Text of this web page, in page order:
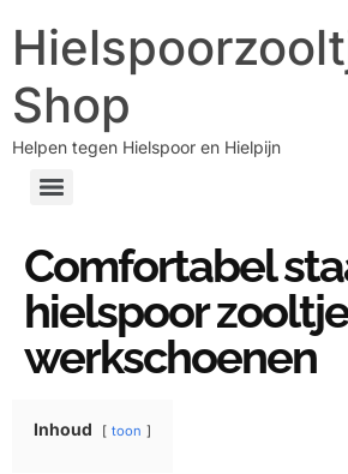
Shop
Helpen tegen Hielspoor en Hielpijn
Comfortabel
hielspoor
werkschoenen
Inhoud toon